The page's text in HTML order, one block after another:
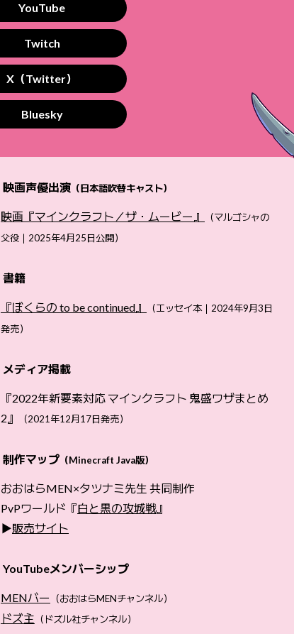
YouTube
Twitch
X（Twitter）
Bluesky
映画声優出演 （日本語吹替キャスト）
映画『マインクラフト／ザ・ムービー』
（マルゴシャの
父役｜2025年4月25日公開）
書籍
『ぼくらの to be continued』
（エッセイ本｜2024年9月3日
発売）
メディア掲載
『2022年新要素対応 マインクラフト 鬼盛ワザまとめ
2』
（2021年12月17日発売）
制作マップ （Minecraft Java版）
おおはらMEN×タツナミ先生 共同制作
PvPワールド『白と黒の攻城戦 』
▶︎販売サイト
YouTubeメンバーシップ
MENバー （おおはらMENチャンネル）
ドズ主 （ドズル社チャンネル）